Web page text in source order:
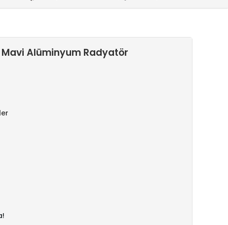
Alüminyum Radyatör